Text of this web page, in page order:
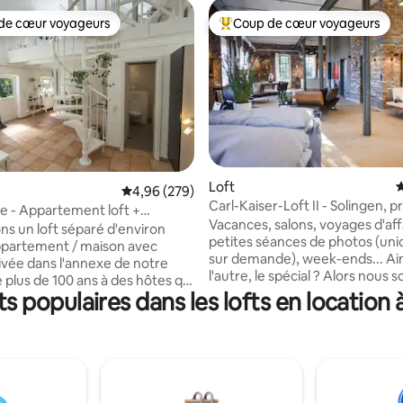
base de 187 commentaires : 4,98 sur 5
cœur voyageurs les plus appréciés
cœur voyageurs
Évaluation moyenne sur la base de 279
4,96 (279)
- Appartement loft +
+ Jardin + Parking
un loft séparé d'environ
/ maison avec
dans l'annexe de notre
plus de 100 ans à des hôtes qui
la nuit « différemment » !
est autonome + séparé
Coups de cœur voyageurs les
Coup de cœur voyageurs
Loft
Carl-Kaiser-Loft II - Solingen,
Ddorf, Cologne
Vacances, salons, voyages
petites séances de photos
sur demande), week-ends...
l'autre, le spécial ? Alors nous
sur la même longueur d'onde.
fabrication d'épées,
min du centre-ville, divers
magasins, liaison ferroviaire
populaires dans les lofts en location